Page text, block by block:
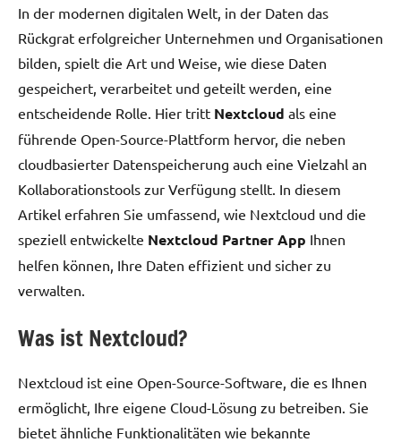
In der modernen digitalen Welt, in der Daten das
Rückgrat erfolgreicher Unternehmen und Organisationen
bilden, spielt die Art und Weise, wie diese Daten
gespeichert, verarbeitet und geteilt werden, eine
entscheidende Rolle. Hier tritt Nextcloud als eine
führende Open-Source-Plattform hervor, die neben
cloudbasierter Datenspeicherung auch eine Vielzahl an
Kollaborationstools zur Verfügung stellt. In diesem
Artikel erfahren Sie umfassend, wie Nextcloud und die
speziell entwickelte Nextcloud Partner App Ihnen
helfen können, Ihre Daten effizient und sicher zu
verwalten.
Was ist Nextcloud?
Nextcloud ist eine Open-Source-Software, die es Ihnen
ermöglicht, Ihre eigene Cloud-Lösung zu betreiben. Sie
bietet ähnliche Funktionalitäten wie bekannte